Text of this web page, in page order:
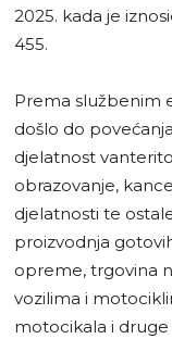
2025. kada je
455.
Prema službenim
došlo do
djelatnost
obrazovanje,
djelatnosti te
proizvodnja
opreme, trgovina
vozilima i
motocikala i druge